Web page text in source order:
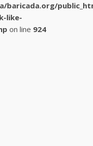
baricada.org/
like-
on line 924